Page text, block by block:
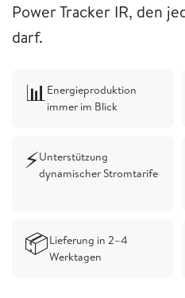
Power Tracker IR, den
darf.
📊Energieproduktion
immer im Blick
⚡Unterstützung
dynamischer Stromtarife
📦Lieferung in 2–4
Werktagen